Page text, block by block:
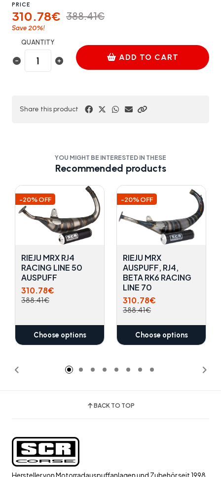
PRICE
310.78€ 388.41€
Save 20%!
QUANTITY
ADD TO CART
Share this product
YOU MIGHT BE INTERESTED IN THESE
Recommended products
-20% OFF
RIEJU MRX RJ4
RACING LINE 50
AUSPUFF
310.78€
388.41€
Choose options
-20% OFF
RIEJU MRX
AUSPUFF, RJ4,
BETA RK6 RACING
LINE 70
310.78€
388.41€
Choose options
BACK TO TOP